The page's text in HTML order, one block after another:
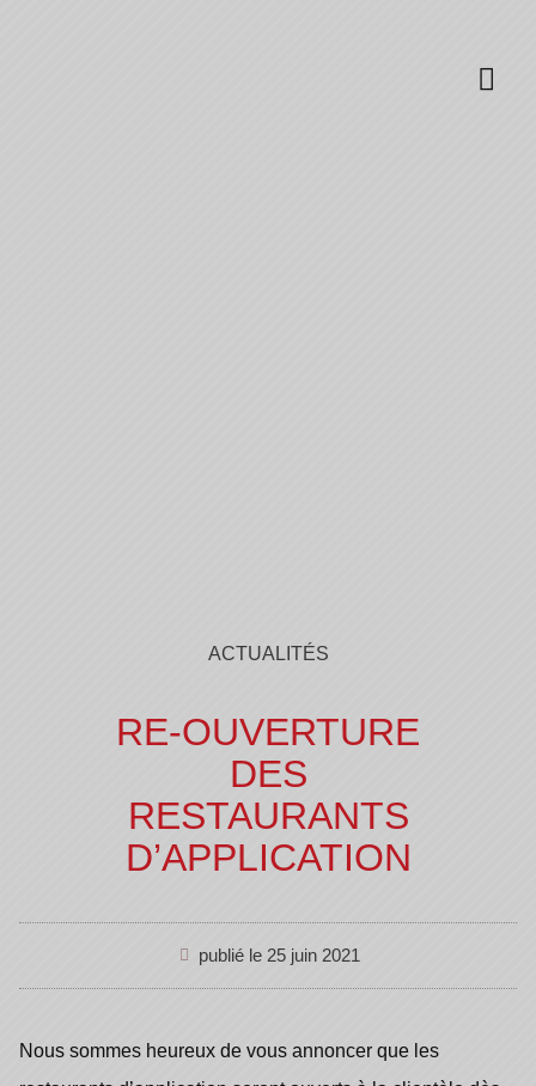
ACTUALITÉS
RE-OUVERTURE
DES
RESTAURANTS
D’APPLICATION
publié le 25 juin 2021
Nous sommes heureux de vous annoncer que les